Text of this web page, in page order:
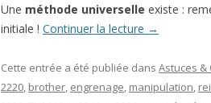
Une méthode universelle existe :
initiale ! Continuer la lecture →
Cette entrée a été publiée dans Astuces &
2220, brother, engrenage, manipulation,